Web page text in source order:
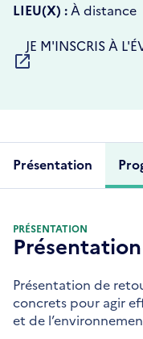
LIEU(X) : À distance
S'OUVRE
DANS
UNE
JE M'INSCRIS À
Présentation
PRÉSENTATION
Présentation de
concrets pour agir
et de